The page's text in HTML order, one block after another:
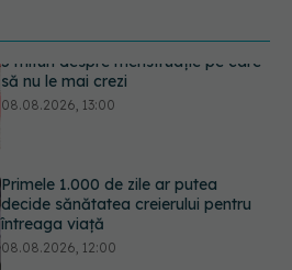
Primele 1.000 de zile ar putea
decide sănătatea creierului pentru
Analiza de sânge AST (SGOT): ce
înseamnă rezultatele și când sunt un
semnal de alarmă